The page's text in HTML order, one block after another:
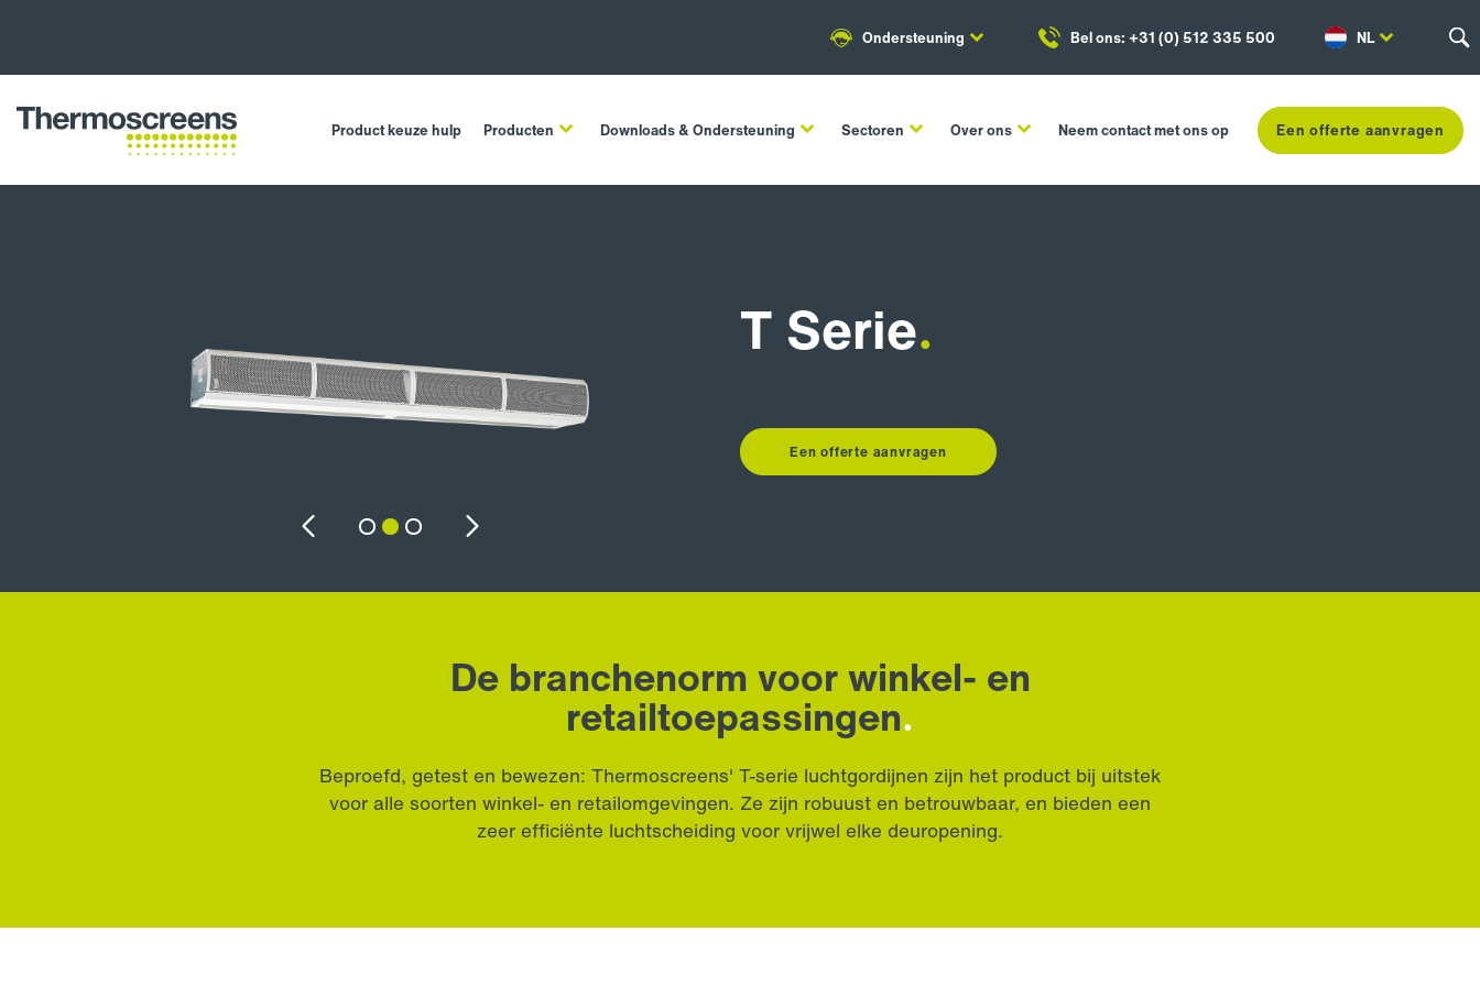
Ondersteuning Bel ons: +31 (0) 512 335 500 NL
Product keuze hulp Producten Downloads & Ondersteuning Sectoren Over ons Neem contact met ons op Een offerte aanvragen
Previous Next
T Serie.
Een offerte aanvragen
De branchenorm voor winkel- en
retailtoepassingen.
Beproefd, getest en bewezen: Thermoscreens' T-serie luchtgordijnen zijn het product bij uitstek
voor alle soorten winkel- en retailomgevingen. Ze zijn robuust en betrouwbaar, en bieden een
zeer efficiënte luchtscheiding voor vrijwel elke deuropening.